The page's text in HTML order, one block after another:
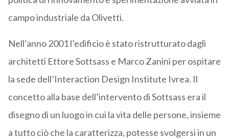
campo industriale da Olivetti.
Nell’anno 2001 l’edificio è stato ristrutturato dagli
architetti Ettore Sottsass e Marco Zanini per ospitare
la sede dell’Interaction Design Institute Ivrea. Il
concetto alla base dell’intervento di Sottsass era il
disegno di un luogo in cui la vita delle persone, insieme
a tutto ciò che la caratterizza, potesse svolgersi in un